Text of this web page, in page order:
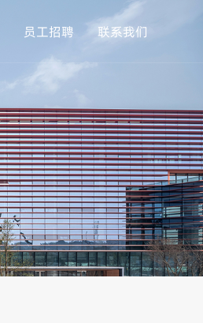
员工招聘 联系我们